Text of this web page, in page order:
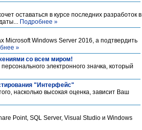
оставаться в курсе последних разработок в
Подробнее »
Microsoft Windows Server 2016, а подтвердить
»
со всем миром!
электронного значка, который
"Интерфейс"
насколько высокая оценка, зависит Ваш
Point, SQL Server, Visual Studio и Windows